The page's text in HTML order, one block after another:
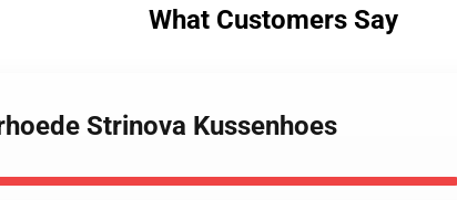
What Customers Say
Strinova Kussenhoes